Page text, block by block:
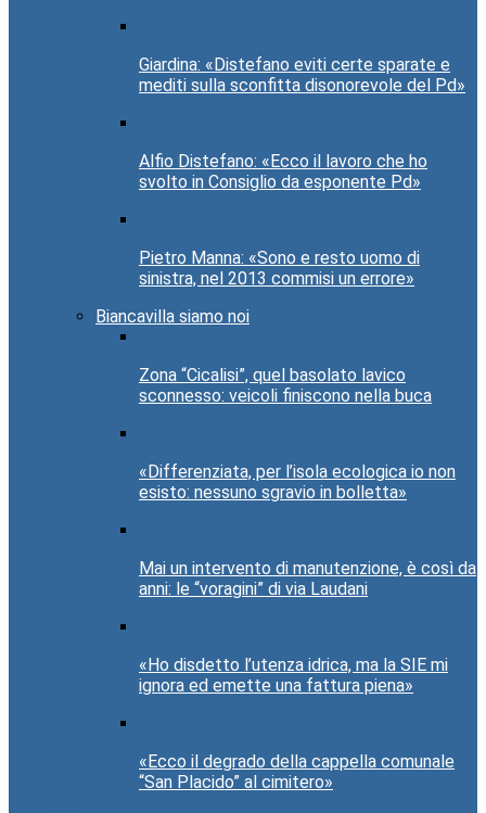
Giardina: «Distefano eviti certe sparate e
mediti sulla sconfitta disonorevole del Pd»
Alfio Distefano: «Ecco il lavoro che ho
svolto in Consiglio da esponente Pd»
Pietro Manna: «Sono e resto uomo di
sinistra, nel 2013 commisi un errore»
Biancavilla siamo noi
Zona “Cicalisi”, quel basolato lavico
sconnesso: veicoli finiscono nella buca
«Differenziata, per l’isola ecologica io non
esisto: nessuno sgravio in bolletta»
Mai un intervento di manutenzione, è così da
anni: le “voragini” di via Laudani
«Ho disdetto l’utenza idrica, ma la SIE mi
ignora ed emette una fattura piena»
«Ecco il degrado della cappella comunale
“San Placido” al cimitero»